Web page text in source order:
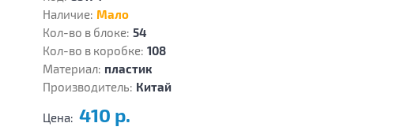
Наличие: Мало
Кол-во в блоке: 54
Кол-во в коробке: 108
Материал: пластик
Производитель: Китай
Цена: 410 р.